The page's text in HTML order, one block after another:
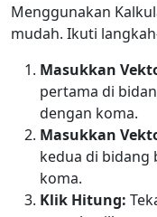
Menggunakan
mudah. Ikuti
Masukkan
pertama di
dengan koma.
Masukkan
kedua di bidang
koma.
Klik Hitung: